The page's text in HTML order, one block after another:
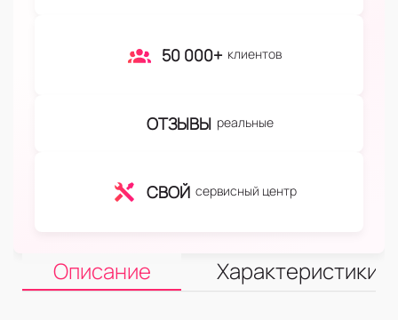
50 000+ клиентов
ОТЗЫВЫ реальные
СВОЙ сервисный центр
Описание Характеристики